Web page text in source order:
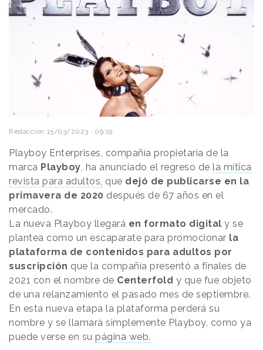
Redacción 15/03/2023 · 09:19
Playboy Enterprises, compañía propietaria de la
marca Playboy , ha anunciado el regreso de la mítica
revista para adultos, que dejó de publicarse en la
primavera de 2020 después de 67 años en el
mercado.
La nueva Playboy llegará en formato digital y se
plantea como un escaparate para promocionar la
plataforma de contenidos para adultos por
suscripción que la compañía presentó a finales de
2021 con el nombre de Centerfold y que fue objeto
de una relanzamiento el pasado mes de septiembre.
En esta nueva etapa la plataforma perderá su
nombre y se llamará simplemente Playboy, como ya
puede verse en su página web.